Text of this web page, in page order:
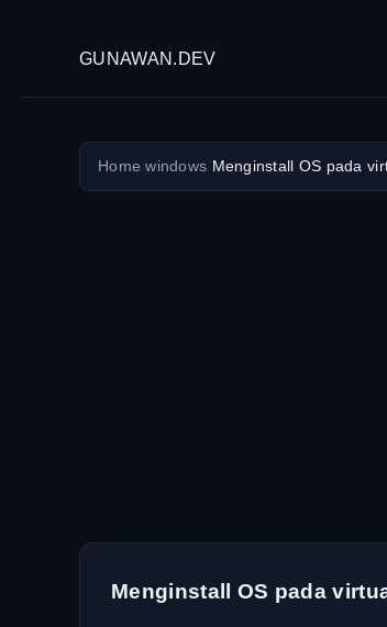
GUNAWAN.DEV
Home /windows Menginstall OS pada
Menginstall OS pada